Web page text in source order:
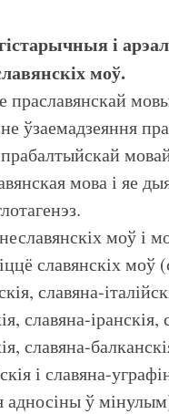
і
моў.
праславянскай
ўзаемадзеяння
мова і яе
моў і
славянскіх моў
славяна-
славяна-іранскія,
славяна-
і славяна-
адносіны ў